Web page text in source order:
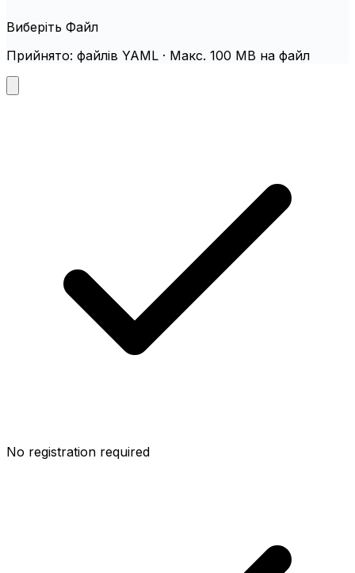
Виберіть Файл
Прийнято: файлів YAML · Макс. 100 MB на файл
No registration required